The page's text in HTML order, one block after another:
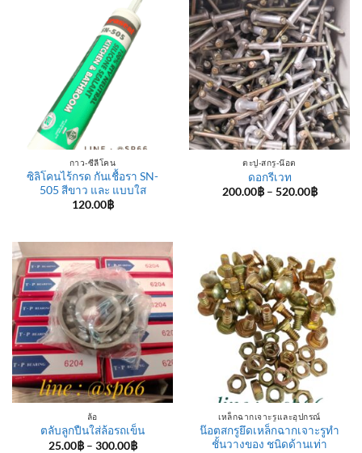
กาว-ซีลีโคน
ซิลิโคนไร้กรด กันเชื้อรา SN-
505 สีขาว และ แบบใส
120.00฿
ตะปู-สกรู-น๊อต
ดอกรีเวท
200.00฿ – 520.00฿Price
ล้อ
ตลับลูกปืนใส่ล้อรถเข็น
25.00฿ – 300.00฿Price
เหล็กฉากเจาะรูและอุปกรณ์
น๊อตสกรูยึดเหล็กฉากเจาะรูทำ
ชั้นวางของ ชนิดด้านเท่า